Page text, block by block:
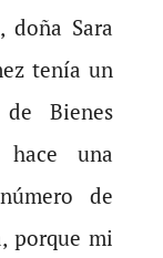
doña Sara
tenía un
Bienes
una
de
porque mi